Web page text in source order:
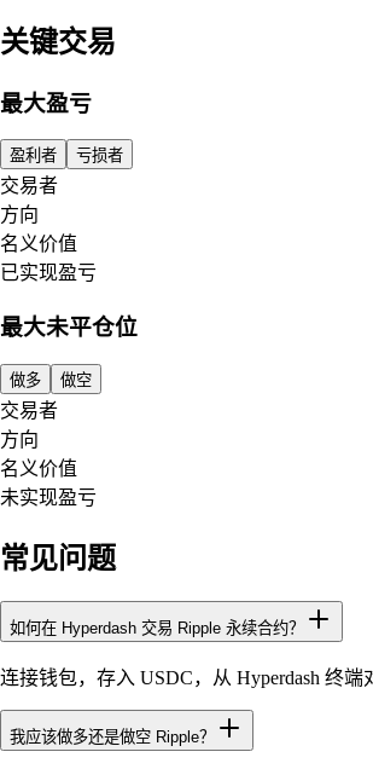
关键交易
最大盈亏
盈利者 亏损者
交易者
方向
名义价值
已实现盈亏
最大未平仓位
做多 做空
交易者
方向
名义价值
未实现盈亏
常见问题
如何在 Hyperdash 交易 Ripple 永续合约？
连接钱包，存入 USDC，从 Hyperdash 终
我应该做多还是做空 Ripple？